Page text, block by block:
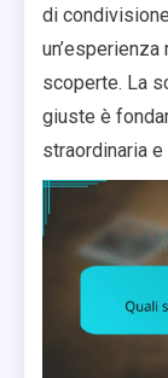
di
scoperte. La
giuste è
straordinaria